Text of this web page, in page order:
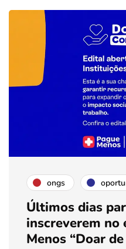
ongs
Últimos dias
inscreverem no
Menos “Doar